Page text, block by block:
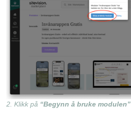
2. Klikk på “Begynn å bruke modulen”